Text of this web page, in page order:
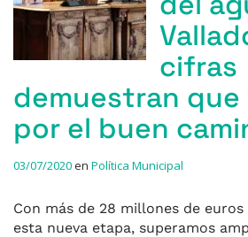
cifras
demuestran que
por el buen
03/07/2020en Política Municipal
Con más de 28 millones de
esta nueva etapa, superamos